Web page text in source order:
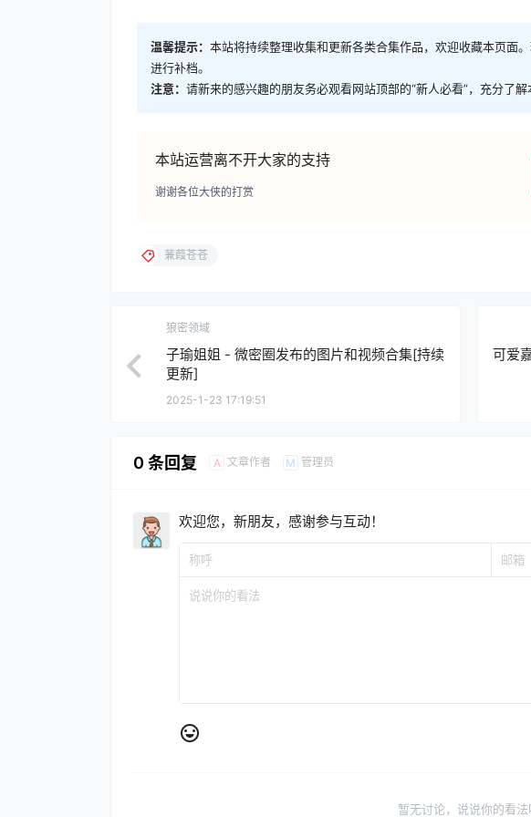
温馨提示： 本站将持续整理收集和更新各类合集作品，欢迎收藏本页面
进行补档。
注意： 请新来的感兴趣的朋友务必观看网站顶部的“新人必看”，充分了
本站运营离不开大家的支持
谢谢各位大侠的打赏
蒹葭苍苍
狼密领域
子瑜姐姐 - 微密圈发布的图片和视频合集[持续
更新]
2025-1-23 17:19:51
可爱
0 条回复 A 文章作者 M 管理员
欢迎您，新朋友，感谢参与互动！
暂无讨论，说说你的看法